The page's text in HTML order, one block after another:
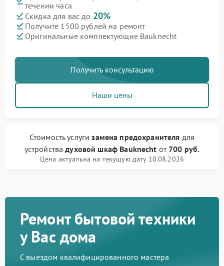
течении часа
Скидка для вас до 20%
Получите 1500 рублей на ремонт
Оригинальные комплектующие Bauknecht
Получить консультацию
Наши цены
Стоимость услугизамена предохранителя для
устройствадуховой шкаф Bauknecht от 700 руб.
Цена актуальна на текущую дату 10.08.2026
Ремонт бытовой техники
у Вас дома
С выездом квалифицированного мастера